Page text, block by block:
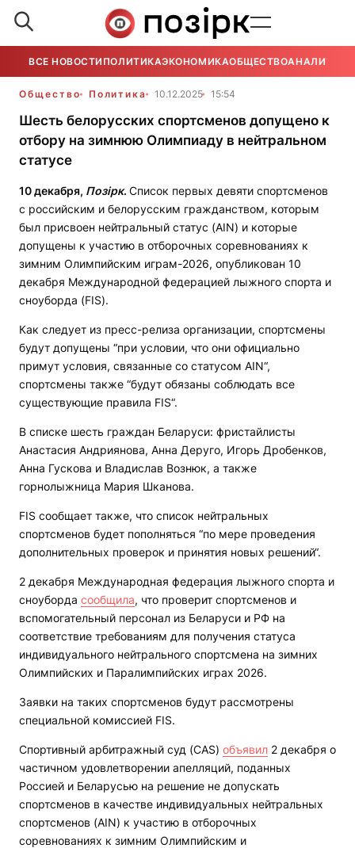
ВСЕ НОВОСТИ ПОЛИТИКАЭКОНОМИКАОБЩЕСТВОАНАЛИТИКА
Общество Политика 10.12.2025 15:54
Шесть белорусских спортсменов допущено к
отбору на зимнюю Олимпиаду в нейтральном
статусе
10 декабря, Позірк. Список первых девяти спортсменов
с российским и белорусским гражданством, которым
был присвоен нейтральный статус (AIN) и которые
допущены к участию в отборочных соревнованиях к
зимним Олимпийским играм-2026, опубликован 10
декабря Международной федерацией лыжного спорта и
сноуборда (FIS).
Как следует из пресс-релиза организации, спортсмены
будут допущены “при условии, что они официально
примут условия, связанные со статусом AIN“,
спортсмены также “будут обязаны соблюдать все
существующие правила FIS“.
В списке шесть граждан Беларуси: фристайлисты
Анастасия Андриянова, Анна Деруго, Игорь Дробенков,
Анна Гускова и Владислав Вознюк, а также
горнолыжница Мария Шканова.
FIS сообщает также, что список нейтральных
спортсменов будет пополняться “по мере проведения
дополнительных проверок и принятия новых решений“.
2 декабря Международная федерация лыжного спорта и
сноуборда сообщила, что проверит спортсменов и
вспомогательный персонал из Беларуси и РФ на
соответствие требованиям для получения статуса
индивидуального нейтрального спортсмена на зимних
Олимпийских и Паралимпийских играх 2026.
Заявки на таких спортсменов будут рассмотрены
специальной комиссией FIS.
Спортивный арбитражный суд (CAS) объявил 2 декабря о
частичном удовлетворении апелляций, поданных
Россией и Беларусью на решение не допускать
спортсменов в качестве индивидуальных нейтральных
спортсменов (AIN) к участию в отборочных
соревнованиях к зимним Олимпийским и